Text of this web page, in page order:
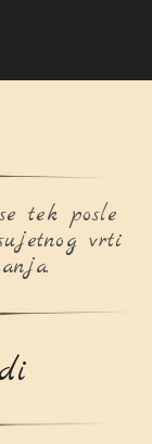
tek posle
vrti